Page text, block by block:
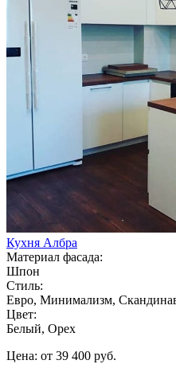
Кухня Албра
Материал фасада:
Шпон
Стиль:
Евро, Минимализм,
Цвет:
Белый, Орех
Цена: от 39 400 руб.